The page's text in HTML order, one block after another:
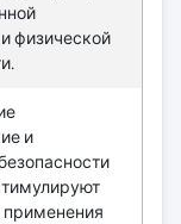
физической
и